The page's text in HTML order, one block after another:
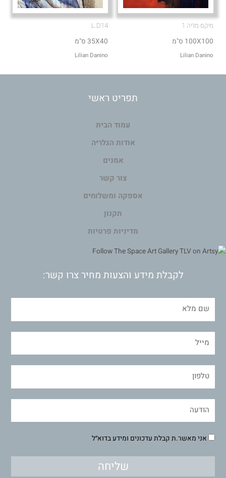
מיקס מדיה 1
100X100 ס"מ
Lilian Danino
L.D14
35X40 ס"מ
Lilian Danino
תפריט ראשי
עמוד הבית
אודות הגלריה
אמנים
צור קשר
אספקה ומשלוחים
תקנון
מדיניות פרטיות
לקבלת מידע והצעות מחיר צרו קשר:
אני מאשר.ת קבלת עדכונים ומידע בדוא״ל
שליחה